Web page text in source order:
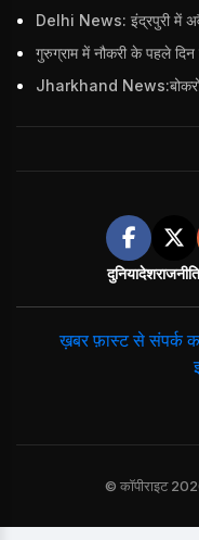
दुनियादेशराजनीति
ख़बर फ़ास्ट से संपर्क
© कॉपीराइट